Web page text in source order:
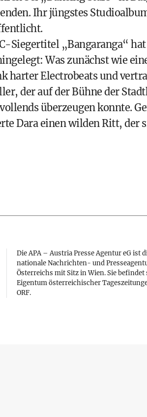
Ihr jüngstes
Siegertitel „Bangaranga“
Was zunächst wie
harter Electrobeats und
der auf der Bühne der
überzeugen konnte.
Dara einen wilden Ritt, der
Die APA – Austria Presse Agentur eG ist
nationale Nachrichten- und
Österreichs mit Sitz in Wien. Sie befindet
Eigentum österreichischer
ORF.